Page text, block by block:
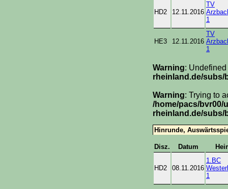
HD2 12.11.2016
TV
1
HE3 12.11.2016
TV
1
Warning:
rheinland.de/subs/
Warning: Trying to
/home/pacs/bvr00/
rheinland.de/subs/
Hinrunde,
Disz. Datum
HD2 08.11.2016
1.BC
1